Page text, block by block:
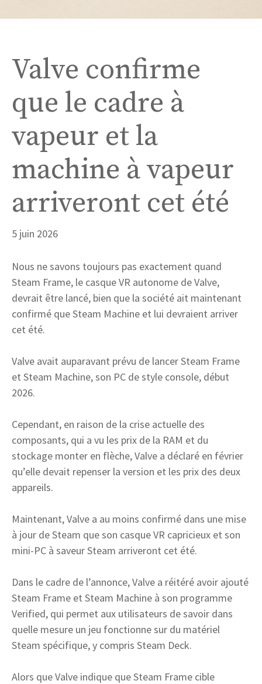
Valve confirme
que le cadre à
vapeur et la
machine à vapeur
arriveront cet été
5 juin 2026
Nous ne savons toujours pas exactement quand
Steam Frame, le casque VR autonome de Valve,
devrait être lancé, bien que la société ait maintenant
confirmé que Steam Machine et lui devraient arriver
cet été.
Valve avait auparavant prévu de lancer Steam Frame
et Steam Machine, son PC de style console, début
2026.
Cependant, en raison de la crise actuelle des
composants, qui a vu les prix de la RAM et du
stockage monter en flèche, Valve a déclaré en février
qu’elle devait repenser la version et les prix des deux
appareils.
Maintenant, Valve a au moins confirmé dans une mise
à jour de Steam que son casque VR capricieux et son
mini-PC à saveur Steam arriveront cet été.
Dans le cadre de l’annonce, Valve a réitéré avoir ajouté
Steam Frame et Steam Machine à son programme
Verified, qui permet aux utilisateurs de savoir dans
quelle mesure un jeu fonctionne sur du matériel
Steam spécifique, y compris Steam Deck.
Alors que Valve indique que Steam Frame cible